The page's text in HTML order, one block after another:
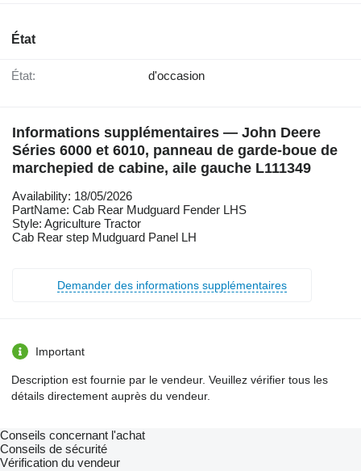
État
État: d'occasion
Informations supplémentaires — John Deere
Séries 6000 et 6010, panneau de garde-boue de
marchepied de cabine, aile gauche L111349
Availability: 18/05/2026
PartName: Cab Rear Mudguard Fender LHS
Style: Agriculture Tractor
Cab Rear step Mudguard Panel LH
Demander des informations supplémentaires
Important
Description est fournie par le vendeur. Veuillez vérifier tous les
détails directement auprès du vendeur.
Conseils concernant l'achat
Conseils de sécurité
Vérification du vendeur